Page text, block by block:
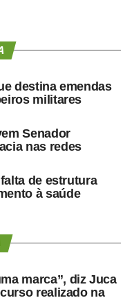
redes sociais ou
criança ou
vítima a se exibir de
ou a fornecer
da pena quem
relações
ou ainda
virtual, feita por
e coletar arquivos
crianças e
destina emendas
militares
Senador
nas redes
de estrutura
à saúde
marca”, diz Juca
realizado na